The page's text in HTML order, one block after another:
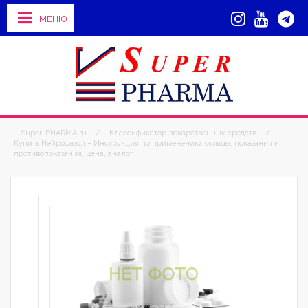
МЕНЮ
Super-PHARMA.ru / Классификатор лекарственных средств
/
Купить Нейрофазол – Инструкция по применению, отзывы, показания и
противопоказания, цена, аналог